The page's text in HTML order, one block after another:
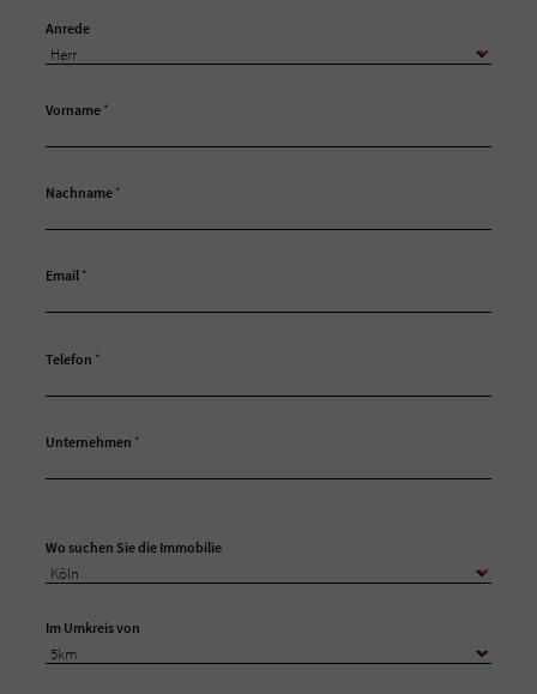
Anrede
Vorname *
Nachname *
Email *
Telefon *
Unternehmen *
Wo suchen Sie die Immobilie
Im Umkreis von